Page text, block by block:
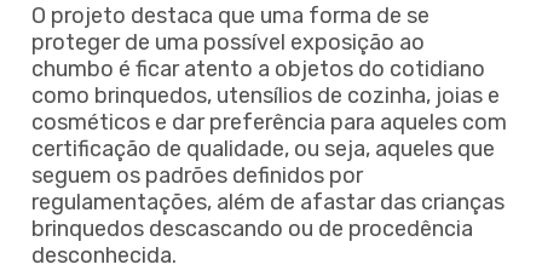
O projeto destaca que uma forma de se
proteger de uma possível exposição ao
chumbo é ficar atento a objetos do cotidiano
como brinquedos, utensílios de cozinha, joias e
cosméticos e dar preferência para aqueles com
certificação de qualidade, ou seja, aqueles que
seguem os padrões definidos por
regulamentações, além de afastar das crianças
brinquedos descascando ou de procedência
desconhecida.